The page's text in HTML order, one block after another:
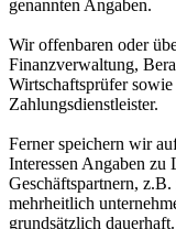
genannten Angaben.
Wir offenbaren oder
Finanzverwaltung,
Wirtschaftsprüfer
Zahlungsdienstleister.
Ferner speichern wir
Interessen Angaben zu
Geschäftspartnern,
mehrheitlich
grundsätzlich dauerhaft.